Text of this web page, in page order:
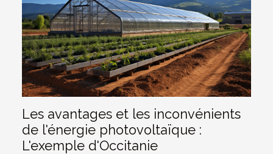
Les avantages et les inconvénients
de l'énergie photovoltaïque :
L'exemple d'Occitanie